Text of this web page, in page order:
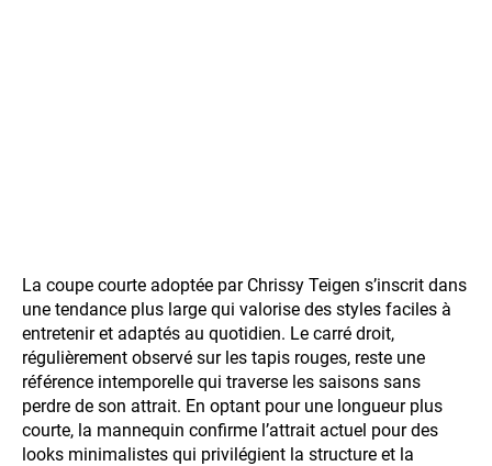
La coupe courte adoptée par Chrissy Teigen s’inscrit dans
une tendance plus large qui valorise des styles faciles à
entretenir et adaptés au quotidien. Le carré droit,
régulièrement observé sur les tapis rouges, reste une
référence intemporelle qui traverse les saisons sans
perdre de son attrait. En optant pour une longueur plus
courte, la mannequin confirme l’attrait actuel pour des
looks minimalistes qui privilégient la structure et la